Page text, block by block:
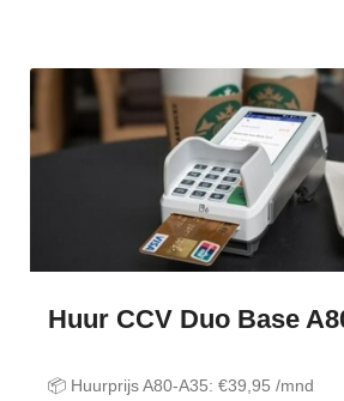
Huur CCV Duo Base
📦 Huurprijs A80-A35: €39,95 /mnd